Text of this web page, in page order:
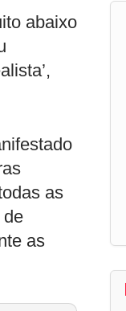
abaixo
as
de
as